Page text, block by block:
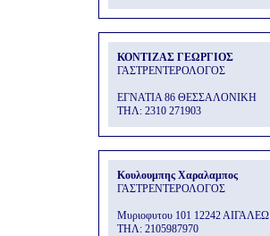
ΚΟΝΤΙΖΑΣ ΓΕΩΡΓΙΟΣ
ΓΑΣΤΡΕΝΤΕΡΟΛΟΓΟΣ
ΕΓΝΑΤΙΑ 86 ΘΕΣΣΑΛΟΝΙΚΗ
THΛ: 2310 271903
Κουλουμπης Χαραλαμπος
ΓΑΣΤΡΕΝΤΕΡΟΛΟΓΟΣ
Μυριοφυτου 101 12242 ΑΙΓΑΛΕΩ
THΛ: 2105987970